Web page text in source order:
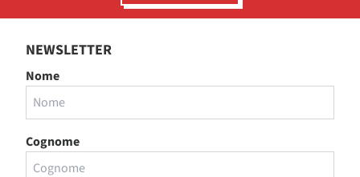
NEWSLETTER
Nome
Cognome